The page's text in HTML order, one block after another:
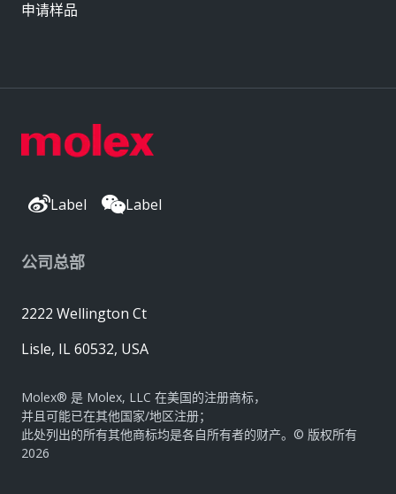
Label Label
公司总部
2222 Wellington Ct
Lisle, IL 60532, USA
Molex® 是 Molex, LLC 在美国的注册商标，
并且可能已在其他国家/地区注册；
此处列出的所有其他商标均是各自所有者的财产。© 版权所有
2026
申请样品